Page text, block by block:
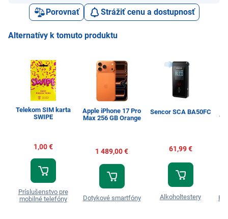
Porovnať Strážiť cenu a dostupnosť
Alternatívy k tomuto produktu
Telekom SIM karta
SWIPE
1,00 €
Príslušenstvo pre
mobilné telefóny
Apple iPhone 17 Pro
Max 256 GB Orange
1 489,00 €
Dotykové smartfóny
Sencor SCA BA50FC
61,99 €
Alkoholtestery